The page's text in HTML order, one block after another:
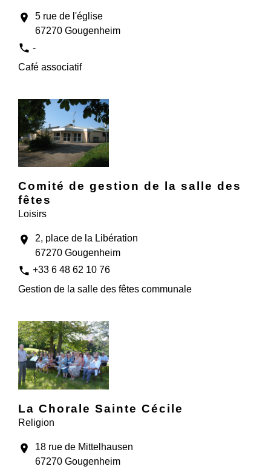
location_on
5 rue de l'église
67270 Gougenheim
phone -
Café associatif
Comité de gestion de la salle des
fêtes
Loisirs
location_on
2, place de la Libération
67270 Gougenheim
phone +33 6 48 62 10 76
Gestion de la salle des fêtes communale
La Chorale Sainte Cécile
Religion
location_on
18 rue de Mittelhausen
67270 Gougenheim